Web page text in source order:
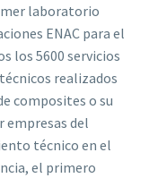
laboratorio
ENAC para el
los 5600 servicios
realizados
composites o su
empresas del
técnico en el
el primero